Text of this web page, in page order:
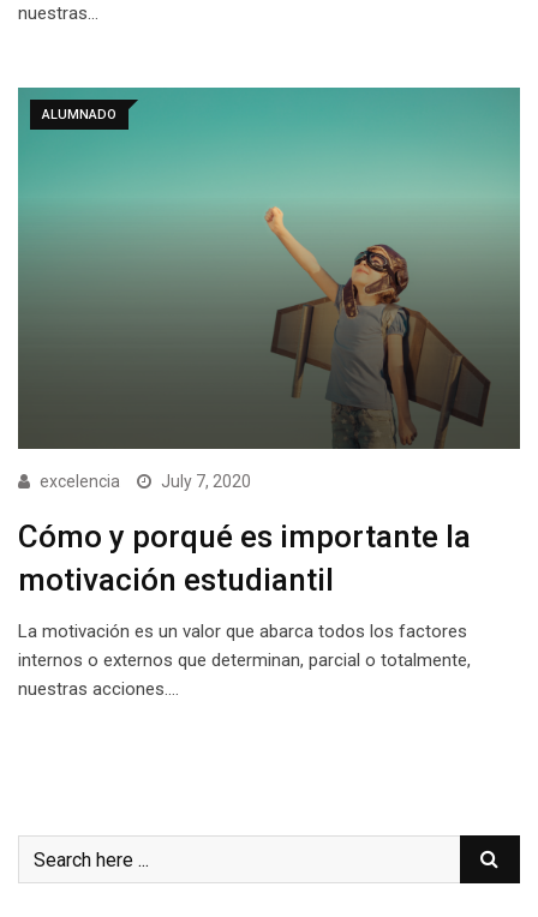
nuestras…
ALUMNADO
excelencia July 7, 2020
Cómo y porqué es importante la
motivación estudiantil
La motivación es un valor que abarca todos los factores
internos o externos que determinan, parcial o totalmente,
nuestras acciones.…